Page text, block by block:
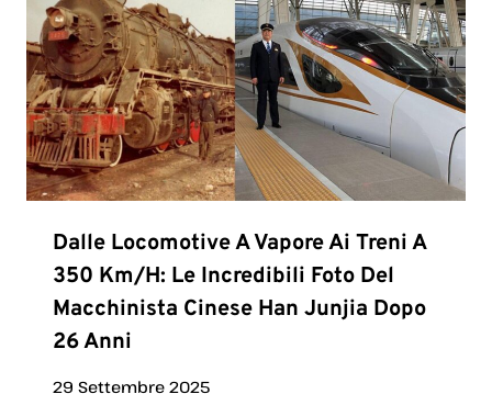
Dalle Locomotive A Vapore Ai Treni A
350 Km/h: Le Incredibili Foto Del
Macchinista Cinese Han Junjia Dopo
26 Anni
29 Settembre 2025